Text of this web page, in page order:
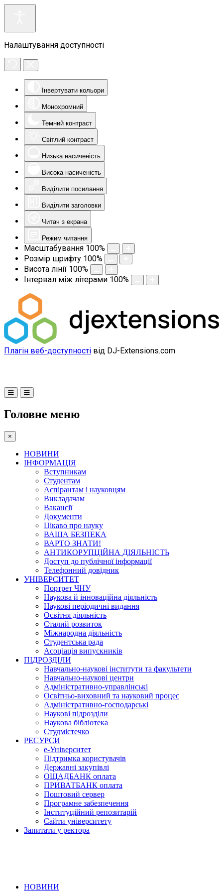
Налаштування доступності
Інвертувати кольори
Монохромний
Темний контраст
Світлий контраст
Низька насиченість
Висока насиченість
Виділити посилання
Виділити заголовки
Читач з екрана
Режим читання
Масштабування 100%
Розмір шрифту 100%
Висота лінії 100%
Інтервал між літерами 100%
Плагін веб-доступності від DJ-Extensions.com
Головне меню
×
НОВИНИ
ІНФОРМАЦІЯ
Вступникам
Студентам
Аспірантам і науковцям
Викладачам
Вакансії
Документи
Цікаво про науку
ВАША БЕЗПЕКА
ВАРТО ЗНАТИ!
АНТИКОРУПЦІЙНА ДІЯЛЬНІСТЬ
Доступ до публічної інформації
Телефонний довідник
УНІВЕРСИТЕТ
Портрет ЧНУ
Наукова й інноваційна діяльність
Наукові періодичні видання
Освітня діяльність
Сталий розвиток
Міжнародна діяльність
Студентська рада
Асоціація випускників
ПІДРОЗДІЛИ
Навчально-наукові інститути та факультети
Навчально-наукові центри
Адміністративно-управлінські
Освітньо-виховний та науковий процес
Адміністративно-господарські
Наукові підрозділи
Наукова бібліотека
Студмістечко
РЕСУРСИ
е-Університет
Підтримка користувачів
Державні закупівлі
ОЩАДБАНК оплата
ПРИВАТБАНК оплата
Поштовий сервер
Програмне забезпечення
Інституційний репозитарій
Сайти університету
Запитати у ректора
НОВИНИ